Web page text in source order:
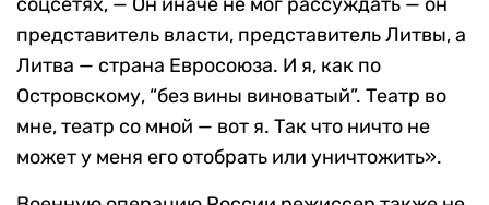
представитель власти, представитель Литвы, а
Литва — страна Евросоюза. И я, как по
Островскому, “без вины виноватый”. Театр во
мне, театр со мной — вот я. Так что ничто не
может у меня его отобрать или уничтожить».